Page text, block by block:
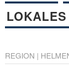
LOKALES
REGION |